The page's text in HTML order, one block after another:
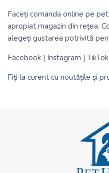
Faceți comanda online pe
apropiat magazin din rețea.
alegeți gustarea potrivită
Facebook | Instagram | TikTok
Fiți la curent cu noutățile și